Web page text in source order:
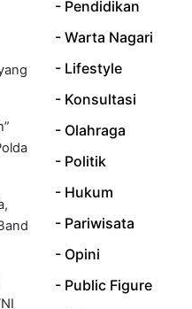
- Pendidikan
- Warta Nagari
- Lifestyle
- Konsultasi
- Olahraga
- Politik
- Hukum
- Pariwisata
- Opini
- Public Figure